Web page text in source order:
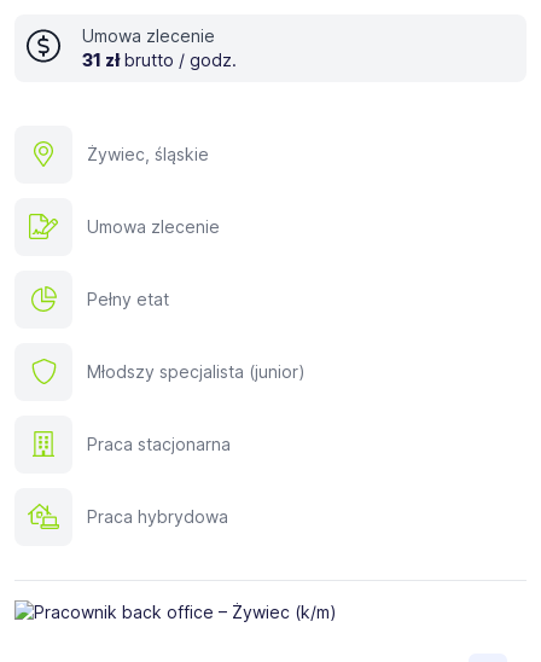
Umowa zlecenie
31 zł brutto / godz.
Żywiec, śląskie
Umowa zlecenie
Pełny etat
Młodszy specjalista (junior)
Praca stacjonarna
Praca hybrydowa